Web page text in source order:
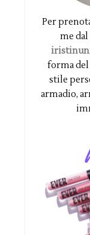
Per
me
forma
stile
armadio,